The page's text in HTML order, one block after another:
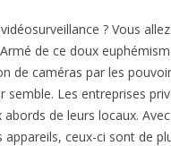
? Vous
de ce doux
de caméras par les
semble. Les entreprises
de leurs locaux.
ceux-ci sont de